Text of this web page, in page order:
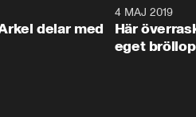
delar med
4 MAJ 2019
Här
eget bröllop